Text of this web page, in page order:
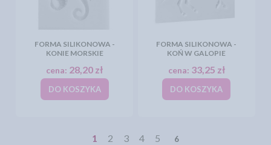
FORMA SILIKONOWA -
KONIE MORSKIE
cena: 28,20 zł
DO KOSZYKA
FORMA SILIKONOWA -
KOŃ W GALOPIE
cena: 33,25 zł
DO KOSZYKA
1 2 3 4 5 6